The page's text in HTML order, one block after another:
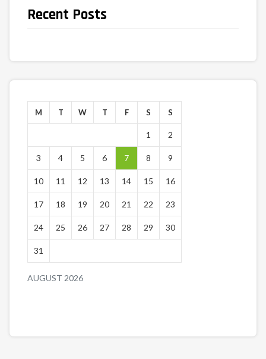
Recent Posts
AUGUST 2026
M T W T F S S
1 2
3 4 5 6 7 8 9
10 11 12 13 14 15 16
17 18 19 20 21 22 23
24 25 26 27 28 29 30
31